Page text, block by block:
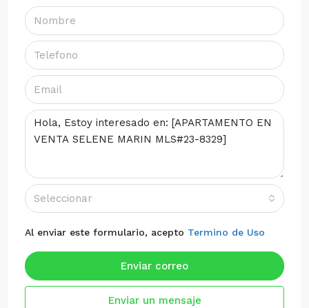
Seleccionar
Al enviar este formulario, acepto Termino de Uso
Enviar correo
Enviar un mensaje